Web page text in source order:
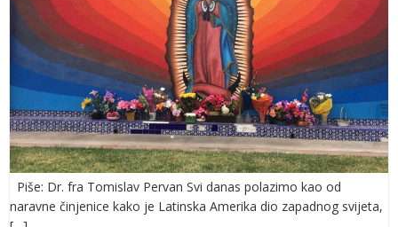
Piše: Dr. fra Tomislav Pervan Svi danas polazimo kao od
naravne činjenice kako je Latinska Amerika dio zapadnog svijeta,